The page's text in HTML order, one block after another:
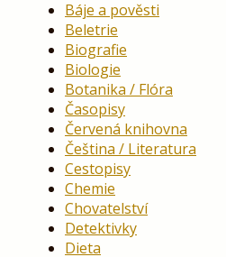
Báje a pověsti
Beletrie
Biografie
Biologie
Botanika / Flóra
Časopisy
Červená knihovna
Čeština / Literatura
Cestopisy
Chemie
Chovatelství
Detektivky
Dieta